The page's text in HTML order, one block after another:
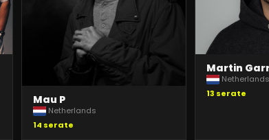
Mau P
Netherlands
14 serate
Martin
Netherlands
13 serate